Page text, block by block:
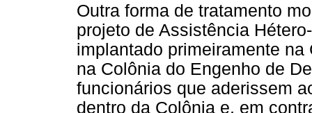
Outra forma de tratamento
projeto de Assistência
implantado primeiramente
na Colônia do Engenho de
funcionários que aderissem
dentro da Colônia e, em